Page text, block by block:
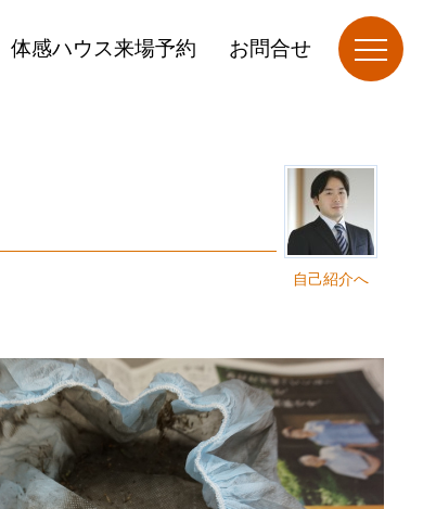
体感ハウス来場予約 お問合せ
自己紹介へ